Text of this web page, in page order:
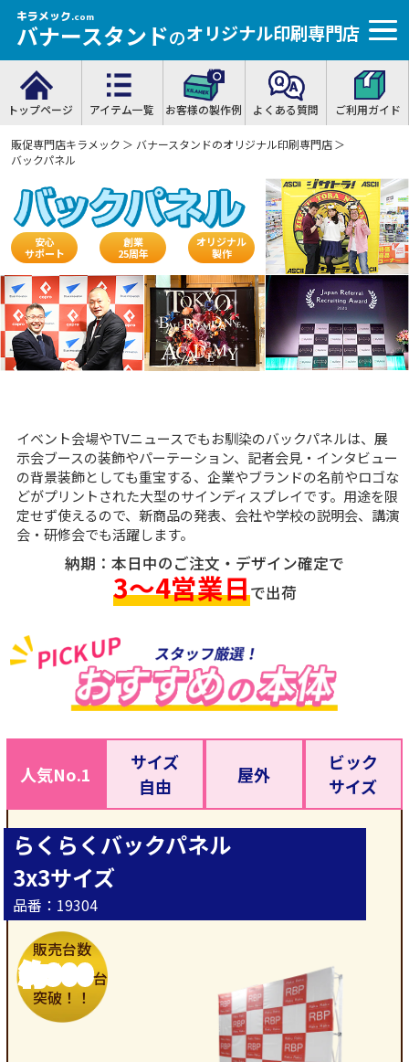
キラメック.com
バナースタンドのオリジナル印刷専門店
トップページ アイテム一覧 お客様の製作例 よくある質問 ご利用ガイド
販促専門店キラメック ＞ バナースタンドのオリジナル印刷専門店＞
バックパネル
安心
サポート
創業
25周年
オリジナル
製作
イベント会場やTVニュースでもお馴染のバックパネルは、展
示会ブースの装飾やパーテーション、記者会見・インタビュー
の背景装飾としても重宝する、企業やブランドの名前やロゴな
どがプリントされた大型のサインディスプレイです。用途を限
定せず使えるので、新商品の発表、会社や学校の説明会、講演
会・研修会でも活躍します。
納期：本日中のご注文・デザイン確定で
3～4営業日で出荷
人気No.1
サイズ
自由
屋外
ビック
サイズ
らくらくバックパネル
3x3サイズ
品番：19304
販売台数
約900台
突破！！